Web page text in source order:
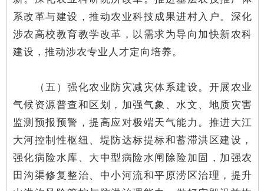
系改革与建设，推动农业科技成果进村入户。深化
涉农高校教育教学改革，以需求为导向加快新农科
建设，推动涉农专业人才定向培养。
（五）强化农业防灾减灾体系建设。开展农业
气候资源普查和区划，加强气象、水文、地质灾害
监测预报预警，提高应对极端天气能力。推进大江
大河控制性枢纽、堤防达标提标和蓄滞洪区建设，
强化病险水库、大中型病险水闸除险加固，加强农
田沟渠修复整治、中小河流和平原涝区治理，提升